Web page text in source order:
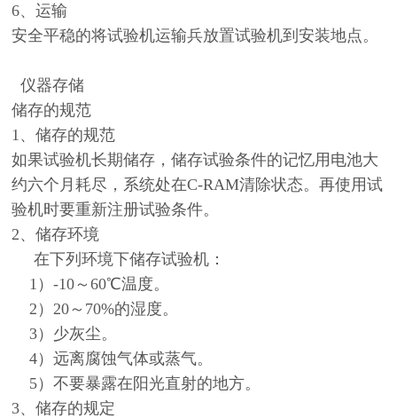
6、运输
安全平稳的将试验机运输兵放置试验机到安装地点。
仪器存储
储存的规范
1、储存的规范
如果试验机长期储存，储存试验条件的记忆用电池大
约六个月耗尽，系统处在C-RAM清除状态。再使用试
验机时要重新注册试验条件。
2、储存环境
在下列环境下储存试验机：
1）-10～60℃温度。
2）20～70%的湿度。
3）少灰尘。
4）远离腐蚀气体或蒸气。
5）不要暴露在阳光直射的地方。
3、储存的规定